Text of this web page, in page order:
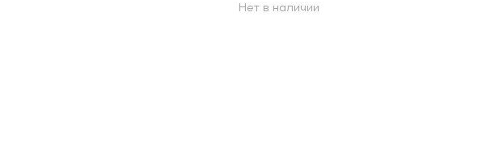
Нет в наличии